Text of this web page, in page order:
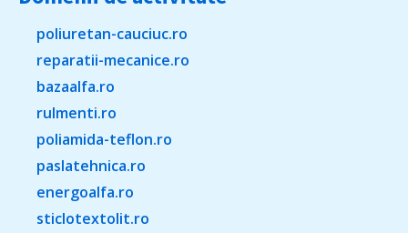
poliuretan-cauciuc.ro
reparatii-mecanice.ro
bazaalfa.ro
rulmenti.ro
poliamida-teflon.ro
paslatehnica.ro
energoalfa.ro
sticlotextolit.ro